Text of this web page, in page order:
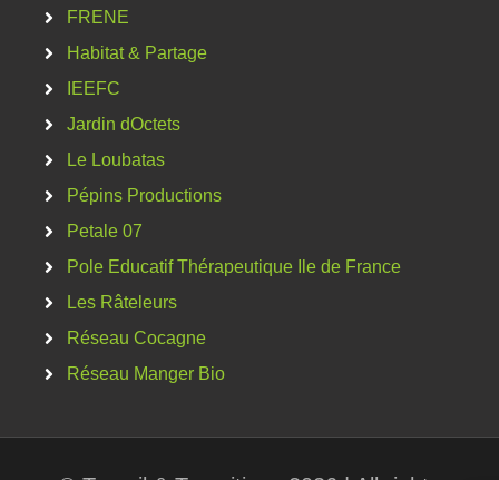
FRENE
Habitat & Partage
IEEFC
Jardin dOctets
Le Loubatas
Pépins Productions
Petale 07
Pole Educatif Thérapeutique Ile de France
Les Râteleurs
Réseau Cocagne
Réseau Manger Bio